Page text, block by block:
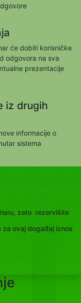
će dobiti korisničke
odgovora na sva
prezentacije
iz drugih
informacije o
sistema
zato rezervišite
za ovaj događaj iznos